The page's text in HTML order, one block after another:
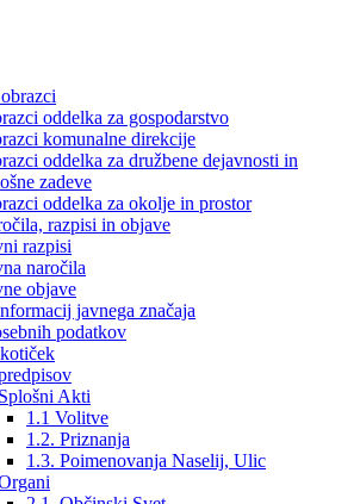
oddelka za gospodarstvo
komunalne direkcije
oddelka za družbene dejavnosti in
zadeve
oddelka za okolje in prostor
razpisi in objave
razpisi
naročila
objave
javnega značaja
podatkov
Akti
1.1 Volitve
1.2. Priznanja
1.3. Poimenovanja Naselij, Ulic